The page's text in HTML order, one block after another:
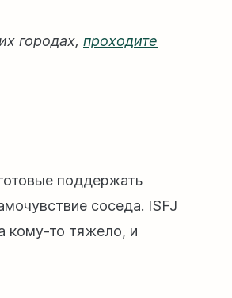
городах, проходите
поддержать
соседа. ISFJ
кому-то тяжело, и